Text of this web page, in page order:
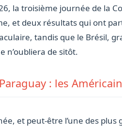
la troisième journée de la
et deux résultats qui ont
tandis que le Brésil,
n’oubliera de sitôt.
: les
et peut-être l’une des